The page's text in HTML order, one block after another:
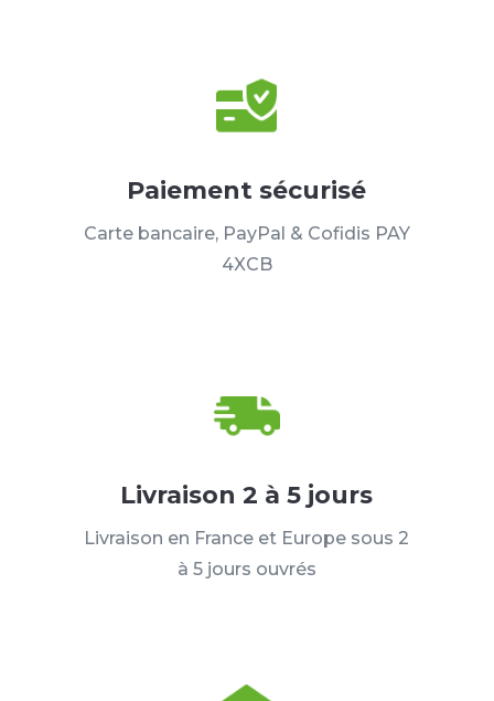
Paiement sécurisé
Carte bancaire, PayPal & Cofidis PAY
4XCB
Livraison 2 à 5 jours
Livraison en France et Europe sous 2
à 5 jours ouvrés